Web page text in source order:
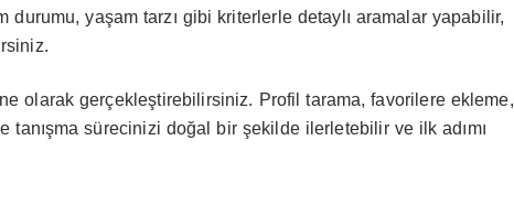
durumu, yaşam tarzı gibi kriterlerle detaylı aramalar yapabilir,
olarak gerçekleştirebilirsiniz. Profil tarama, favorilere ekleme,
sürecinizi doğal bir şekilde ilerletebilir ve ilk adımı